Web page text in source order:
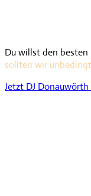
Du willst den
sollten wir
Jetzt DJ Donauwörth